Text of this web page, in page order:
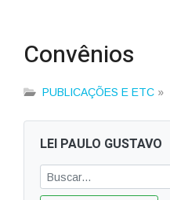
Convênios
PUBLICAÇÕES E ETC »
LEI PAULO GUSTAVO